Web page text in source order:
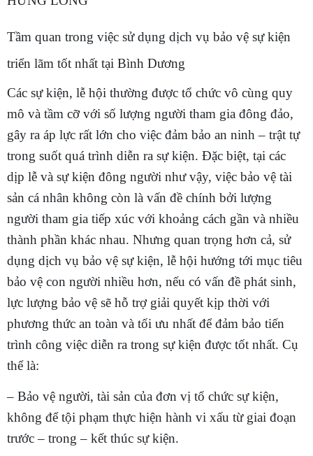
Tầm quan trong việc sử dụng dịch vụ bảo vệ sự kiện
triển lãm tốt nhất tại Bình Dương
Các sự kiện, lễ hội thường được tổ chức vô cùng quy
mô và tầm cỡ với số lượng người tham gia đông đảo,
gây ra áp lực rất lớn cho việc đảm bảo an ninh – trật tự
trong suốt quá trình diễn ra sự kiện. Đặc biệt, tại các
dịp lễ và sự kiện đông người như vậy, việc bảo vệ tài
sản cá nhân không còn là vấn đề chính bởi lượng
người tham gia tiếp xúc với khoảng cách gần và nhiều
thành phần khác nhau. Nhưng quan trọng hơn cả, sử
dụng dịch vụ bảo vệ sự kiện, lễ hội hướng tới mục tiêu
bảo vệ con người nhiều hơn, nếu có vấn đề phát sinh,
lực lượng bảo vệ sẽ hỗ trợ giải quyết kịp thời với
phương thức an toàn và tối ưu nhất để đảm bảo tiến
trình công việc diễn ra trong sự kiện được tốt nhất. Cụ
thể là:
– Bảo vệ người, tài sản của đơn vị tổ chức sự kiện,
không để tội phạm thực hiện hành vi xấu từ giai đoạn
trước – trong – kết thúc sự kiện.